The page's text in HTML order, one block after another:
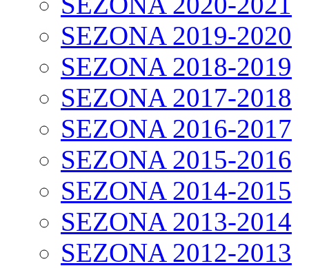
SEZONA 2019-2020
SEZONA 2018-2019
SEZONA 2017-2018
SEZONA 2016-2017
SEZONA 2015-2016
SEZONA 2014-2015
SEZONA 2013-2014
SEZONA 2012-2013